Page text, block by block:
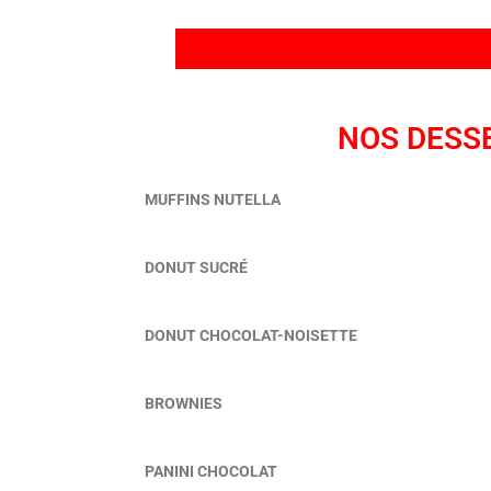
NOS
MUFFINS NUTELLA
DONUT SUCRÉ
DONUT CHOCOLAT-NOISETTE
BROWNIES
PANINI CHOCOLAT